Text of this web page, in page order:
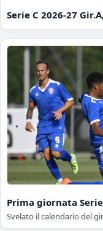
Serie C 2026-27
Prima giornata
Svelato il calendario del